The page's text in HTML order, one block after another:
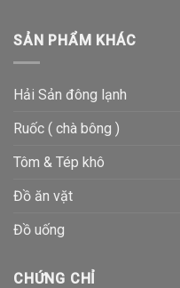
SẢN PHẨM KHÁC
Hải Sản đông lạnh
Ruốc ( chà bông )
Tôm & Tép khô
Đồ ăn vặt
Đồ uống
CHỨNG CHỈ